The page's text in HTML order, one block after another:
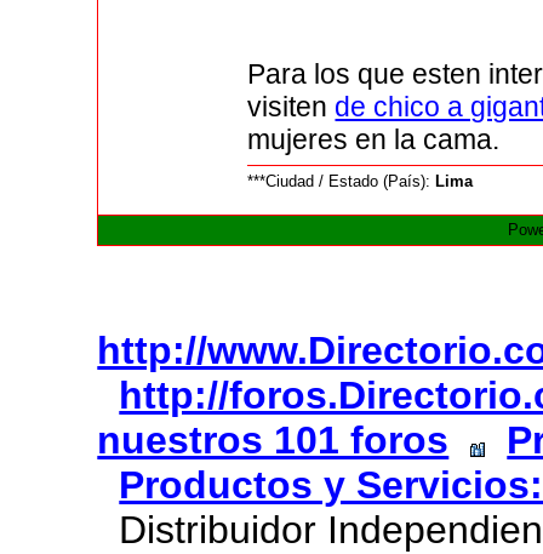
Para los que esten
visiten de chico a
mujeres en la cama.
***Ciudad / Estado (País): Lima
http://
http://
nuestros 101 foros
Productos y
Distribuidor